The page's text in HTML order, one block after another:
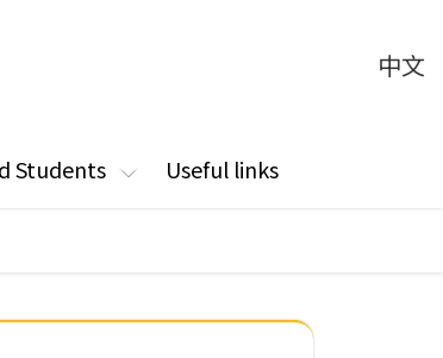
中文
Students Useful links